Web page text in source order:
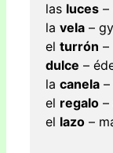
las luces –
la vela –
el turrón –
dulce –
la canela
el regalo –
el lazo –